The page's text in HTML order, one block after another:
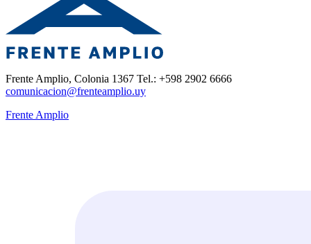
Frente Amplio, Colonia 1367 Tel.: +598 2902 6666
comunicacion@frenteamplio.uy
Frente Amplio